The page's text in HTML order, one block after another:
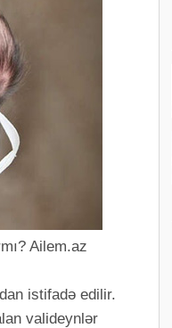
Ailem.az
istifadə edilir.
valideynlər